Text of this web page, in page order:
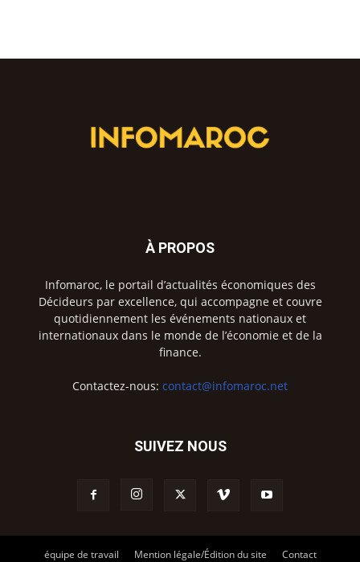
À PROPOS
Infomaroc, le portail d’actualités économiques des
Décideurs par excellence, qui accompagne et couvre
quotidiennement les événements nationaux et
internationaux dans le monde de l’économie et de la
finance.
Contactez-nous: contact@infomaroc.net
SUIVEZ NOUS
équipe de travail Mention légale/Édition du site Contact